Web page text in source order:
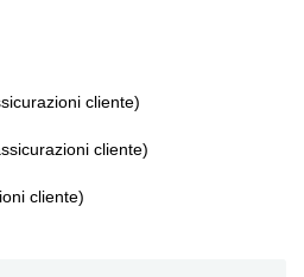
cliente)
cliente)
cliente)